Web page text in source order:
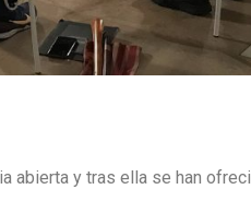
abierta y tras ella se han